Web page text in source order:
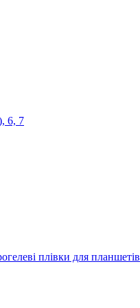
6, 7
плівки для планшетів